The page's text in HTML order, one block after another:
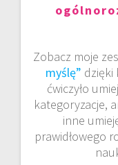
Zobacz moje
myślę” dzięki
ćwiczyło
kategoryzacje,
inne
prawidłowego